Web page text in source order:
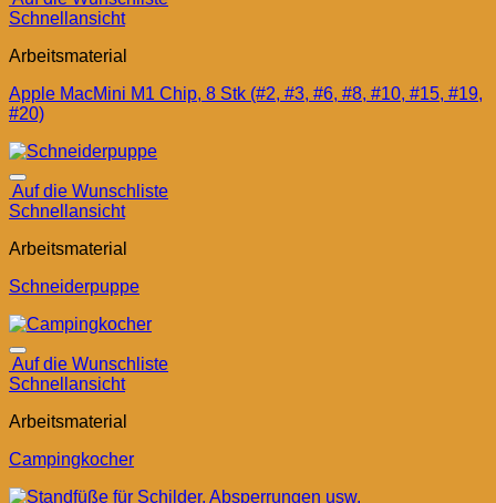
Schnellansicht
Arbeitsmaterial
Apple MacMini M1 Chip, 8 Stk (#2, #3, #6, #8, #10, #15, #19,
#20)
Auf die Wunschliste
Schnellansicht
Arbeitsmaterial
Schneiderpuppe
Auf die Wunschliste
Schnellansicht
Arbeitsmaterial
Campingkocher